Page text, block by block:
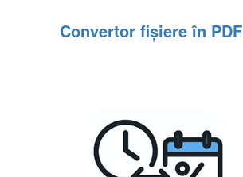
Convertor fișiere în PDF